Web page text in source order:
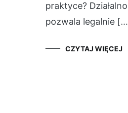
praktyce?
pozwala legalnie
CZYTAJ WIĘCEJ